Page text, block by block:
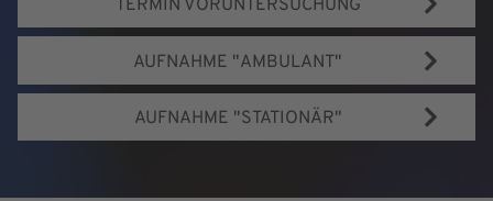
TERMIN VORUNTERSUCHUNG
AUFNAHME "AMBULANT"
AUFNAHME "STATIONÄR"